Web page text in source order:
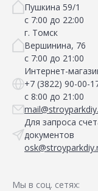
Пушкина 59/1
с 7:00 до 22:00
г. Томск
Вершинина, 76
с 7:00 до 21:00
Интернет-
+7 (3822) 90-00-
с 8:00 до 21:00
Для запроса
документов
Мы в соц. сетях: